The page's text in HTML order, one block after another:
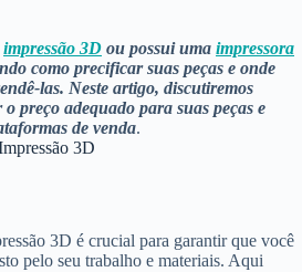
impressão 3D ou possui uma impressora
como precificar suas peças e onde
las. Neste artigo, discutiremos
preço adequado para suas peças e
de venda.
3D
3D é crucial para garantir que você
pelo seu trabalho e materiais. Aqui